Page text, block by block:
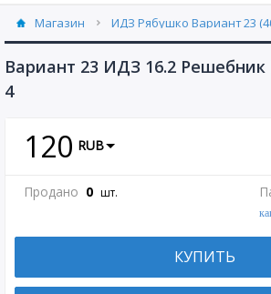
Магазин ИДЗ Рябушко Вариант 23
Вариант 23 ИДЗ 16.2 Решебник
4
120 RUB
Продано 0 шт.
КУПИТЬ